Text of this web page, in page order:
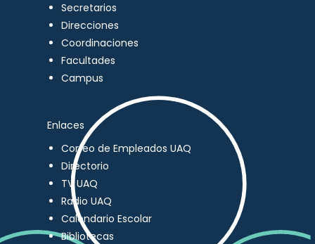
Secretarios
Direcciones
Coordinaciones
Facultades
Campus
Enlaces
Correo de Empleados UAQ
Directorio
TV UAQ
Radio UAQ
Calendario Escolar
Bibliotecas